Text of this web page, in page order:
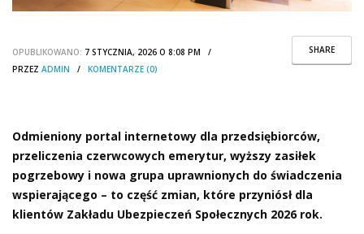
SHARE
OPUBLIKOWANO: 7 STYCZNIA, 2026 O 8:08 PM /
PRZEZ ADMIN / KOMENTARZE (0)
Odmieniony portal internetowy dla przedsiębiorców,
przeliczenia czerwcowych emerytur, wyższy zasiłek
pogrzebowy i nowa grupa uprawnionych do świadczenia
wspierającego – to część zmian, które przyniósł dla
klientów Zakładu Ubezpieczeń Społecznych 2026 rok.